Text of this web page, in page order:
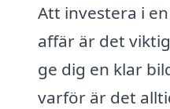
Att investera i
affär är det
ge dig en klar
varför är det